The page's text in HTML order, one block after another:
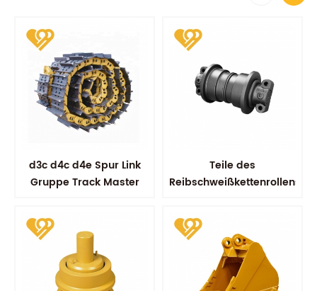
d3c d4c d4e Spur Link
Gruppe Track Master
Teile des
Reibschweißkettenrollens